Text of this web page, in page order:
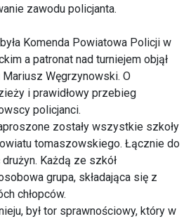
zawodu policjanta.
Komenda Powiatowa Policji w
a patronat nad turniejem objął
Węgrzynowski. O
i prawidłowy przebieg
policjanci.
zostały wszystkie szkoły
tomaszowskiego. Łącznie do
Każdą ze szkół
grupa, składająca się z
chłopców.
był tor sprawnościowy, który w